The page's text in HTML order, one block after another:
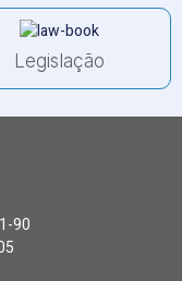
Legislação
90